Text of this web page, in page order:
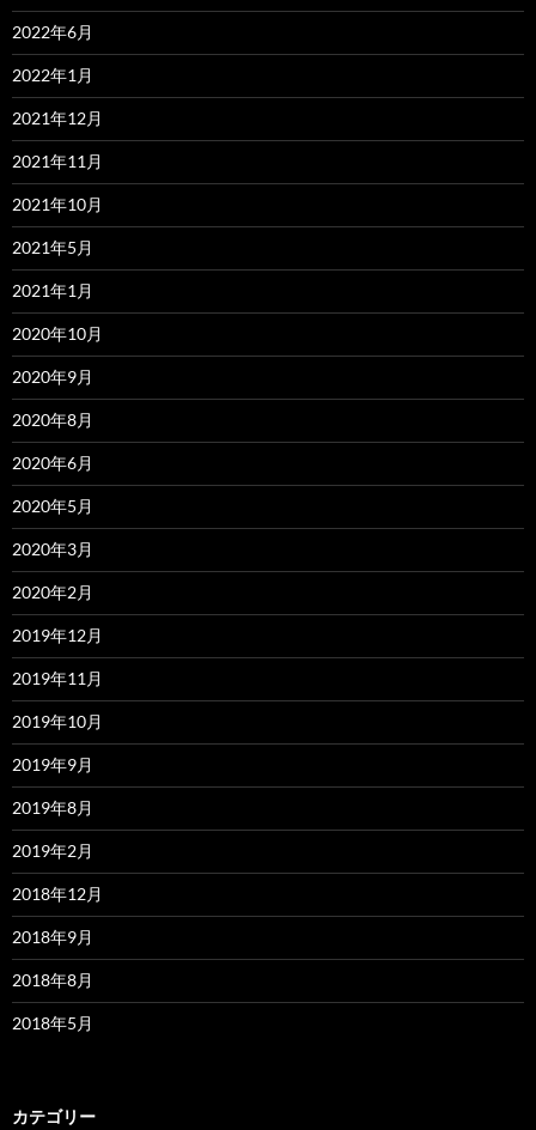
2022年6月
2022年1月
2021年12月
2021年11月
2021年10月
2021年5月
2021年1月
2020年10月
2020年9月
2020年8月
2020年6月
2020年5月
2020年3月
2020年2月
2019年12月
2019年11月
2019年10月
2019年9月
2019年8月
2019年2月
2018年12月
2018年9月
2018年8月
2018年5月
カテゴリー